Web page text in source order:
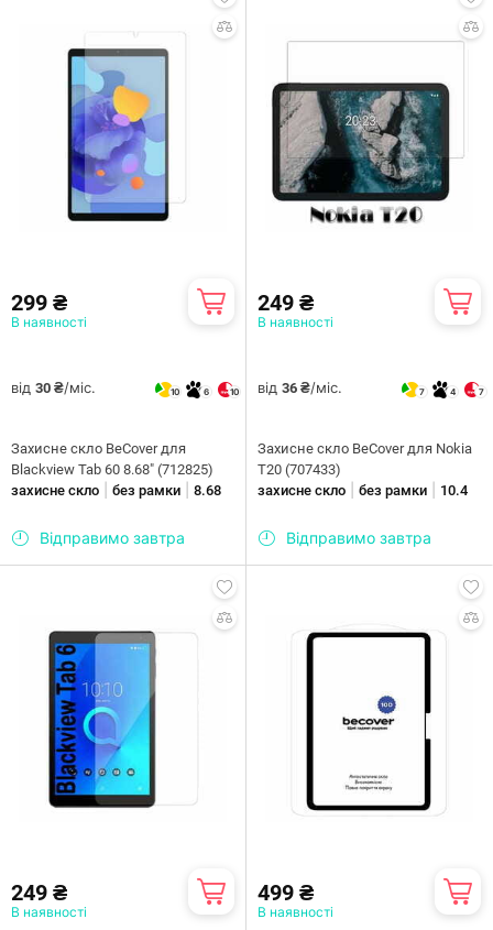
299 ₴
В наявності
від 30 ₴/міс. 10 6 10
Захисне скло BeCover для
Blackview Tab 60 8.68" (712825)
захисне скло
без рамки 8.68
Відправимо завтра
249 ₴
В наявності
від 36 ₴/міс. 7 4 7
Захисне скло BeCover для Nokia
T20 (707433)
захисне скло
без рамки 10.4
Відправимо завтра
249 ₴
В наявності
499 ₴
В наявності